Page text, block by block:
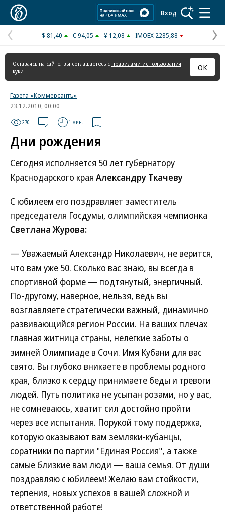
Вход
Предыдущая
страница
$ 81,40 € 94,05 ¥ 12,08 IMOEX 2285,88
Оставаясь на сайте, вы соглашаетесь с правилами использования
куки
ОК
Газета «Коммерсантъ»
23.12.2010, 00:00
270 1 мин.
Дни рождения
Сегодня исполняется 50 лет губернатору
Краснодарского края Александру Ткачеву
С юбилеем его поздравляет заместитель
председателя Госдумы, олимпийская чемпионка
Светлана Журова:
— Уважаемый Александр Николаевич, не верится,
что вам уже 50. Сколько вас знаю, вы всегда в
спортивной форме — подтянутый, энергичный.
По-другому, наверное, нельзя, ведь вы
возглавляете стратегически важный, динамично
развивающийся регион России. На ваших плечах
главная житница страны, нелегкие заботы о
зимней Олимпиаде в Сочи. Имя Кубани для вас
свято. Вы глубоко вникаете в проблемы родного
края, близко к сердцу принимаете беды и тревоги
людей. Путь политика не усыпан розами, но у вас,
не сомневаюсь, хватит сил достойно пройти
через все испытания. Порукой тому поддержка,
которую оказывают вам земляки-кубанцы,
соратники по партии "Единая Россия", а также
самые близкие вам люди — ваша семья. От души
поздравляю с юбилеем! Желаю вам стойкости,
терпения, новых успехов в вашей сложной и
ответственной работе!